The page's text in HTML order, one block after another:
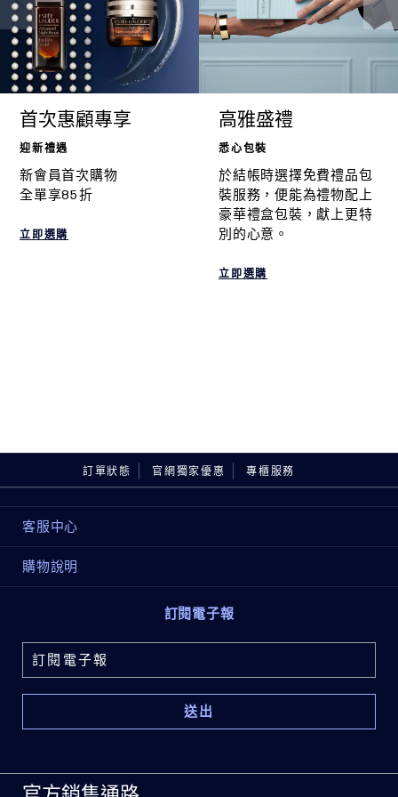
首次惠顧專享
迎新禮遇
新會員首次購物
全單享85折
立即選購
高雅盛禮
悉心包裝
於結帳時選擇免費禮品包
裝服務，便能為禮物配上
豪華禮盒包裝，獻上更特
別的心意。
立即選購
訂單狀態 官網獨家優惠 專櫃服務
客服中心
購物說明
訂閱電子報